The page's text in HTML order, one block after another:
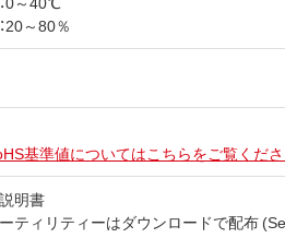
20～80％
基準値についてはこちらをご覧くだ
明書
ティリティーはダウンロードで配布